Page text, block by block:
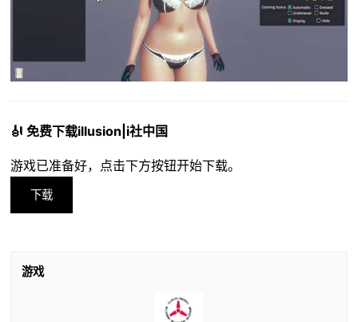
🎻 免费下载illusion|i社中国
游戏已准备好，点击下方按钮开始下载。
下载
游戏